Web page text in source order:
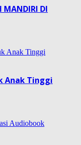
MANDIRI DI
Anak Tinggi